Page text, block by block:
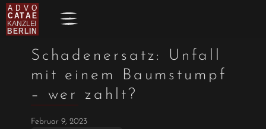
Schadenersatz: Unfall
mit einem Baumstumpf
– wer zahlt?
Februar 9, 2023